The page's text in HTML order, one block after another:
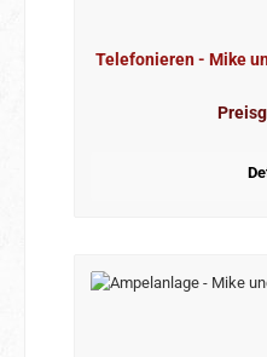
Telefonieren - Mike